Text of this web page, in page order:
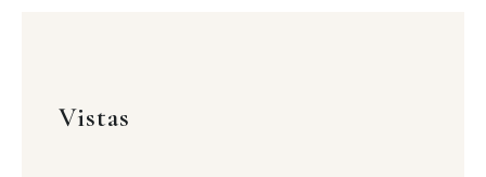
Vistas